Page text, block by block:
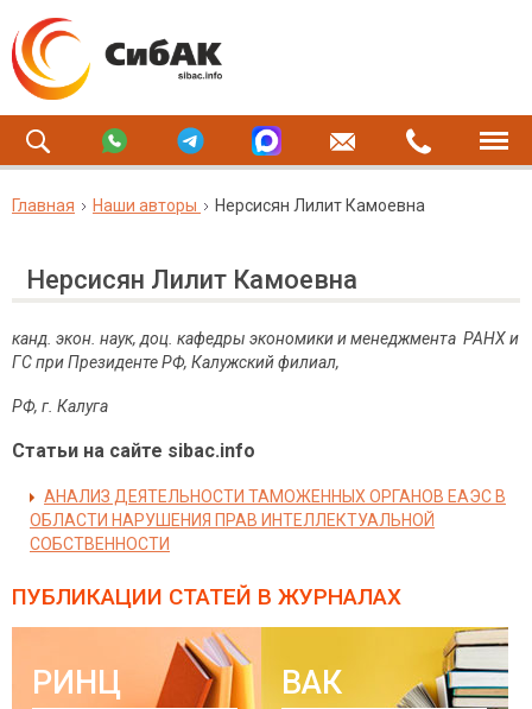
Главная Наши авторы Нерсисян Лилит Камоевна
Нерсисян Лилит Камоевна
канд. экон. наук, доц. кафедры экономики и менеджмента РАНХ и
ГС при Президенте РФ, Калужский филиал,
РФ, г. Калуга
Статьи на сайте sibac.info
АНАЛИЗ ДЕЯТЕЛЬНОСТИ ТАМОЖЕННЫХ ОРГАНОВ ЕАЭС В
ОБЛАСТИ НАРУШЕНИЯ ПРАВ ИНТЕЛЛЕКТУАЛЬНОЙ
СОБСТВЕННОСТИ
ПУБЛИКАЦИИ СТАТЕЙ В ЖУРНАЛАХ
РИНЦ ВАК